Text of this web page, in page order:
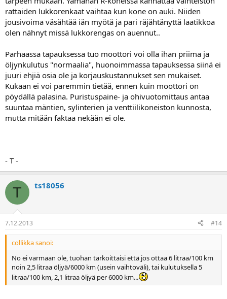
rattaiden lukkorenkaat vaihtaa kun kone on auki. Niiden
jousivoima väsähtää iän myötä ja pari räjähtänyttä laatikkoa
olen nähnyt missä lukkorengas on auennut..
Parhaassa tapauksessa tuo moottori voi olla ihan priima ja
öljynkulutus "normaalia", huonoimmassa tapauksessa siinä ei
juuri ehjiä osia ole ja korjauskustannukset sen mukaiset.
Kukaan ei voi paremmin tietää, ennen kuin moottori on
pöydällä palasina. Puristuspaine- ja ohivuotomittaus antaa
suuntaa mäntien, sylinterien ja venttiilikoneiston kunnosta,
mutta mitään faktaa nekään ei ole.
- T -
T ts18056
7.12.2013 #14
collikka sanoi:
No ei varmaan ole, tuohan tarkoittaisi että jos ottaa 6 litraa/100 km
noin 2,5 litraa öljyä/6000 km (usein vaihtoväli), tai kulutuksella 5
litraa/100 km, 2,1 litraa öljyä per 6000 km...